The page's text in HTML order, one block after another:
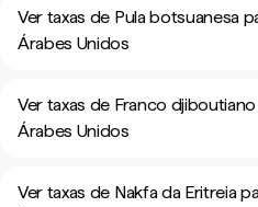
Ver taxas de Pula botsuanesa
Árabes Unidos
Ver taxas de Franco
Árabes Unidos
Ver taxas de Nakfa da Eritreia